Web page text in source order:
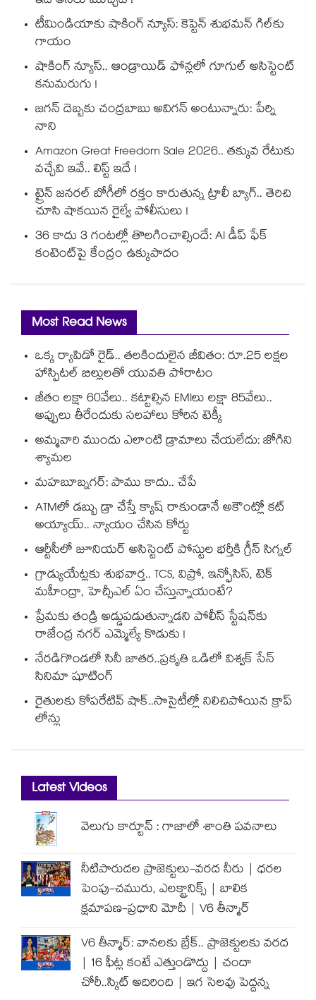
టీమిండియాకు షాకింగ్ న్యూస్: కెప్టెన్ శుభమన్ గిల్‎కు
గాయం
షాకింగ్ న్యూస్.. ఆండ్రాయిడ్ ఫోన్లలో గూగుల్ అసిస్టెంట్
కనుమరుగు !
జగన్ దెబ్బకు చంద్రబాబు అవిగన్ అంటున్నారు: పేర్ని
నాని
Amazon Great Freedom Sale 2026.. తక్కువ రేటుకు
వచ్చేవి ఇవే.. లిస్ట్ ఇదే !
ట్రైన్ జనరల్ బోగీలో రక్తం కారుతున్న ట్రాలీ బ్యాగ్.. తెరిచి
చూసి షాకయిన రైల్వే పోలీసులు !
36 కాదు 3 గంటల్లో తొలగించాల్సిందే: AI డీప్ ఫేక్
కంటెంట్‎పై కేంద్రం ఉక్కుపాదం
Most Read News
ఒక్క ర్యాపిడో రైడ్.. తలకిందులైన జీవితం: రూ.25 లక్షల
హాస్పిటల్ బిల్లులతో యువతి పోరాటం
జీతం లక్షా 60వేలు.. కట్టాల్సిన EMIలు లక్షా 85వేలు..
అప్పులు తీరేందుకు సలహాలు కోరిన టెక్కీ
అమ్మవారి ముందు ఎలాంటి డ్రామాలు చేయలేదు: జోగిని
శ్యామల
మహబూబ్నగర్: పాము కాదు.. చేపే
ATMలో డబ్బు డ్రా చేస్తే క్యాష్ రాకుండానే అకౌంట్లో కట్
అయ్యాయ్.. న్యాయం చేసిన కోర్టు
ఆర్టీసీలో జూనియర్ అసిస్టెంట్‌‌ పోస్టుల భర్తీకి గ్రీన్‌‌ సిగ్నల్
గ్రాడ్యుయేట్లకు శుభవార్త.. TCS, విప్రో, ఇన్ఫోసిస్, టెక్
మహీంద్రా, హెచ్సీఎల్ ఏం చేస్తున్నాయంటే?
ప్రేమకు తండ్రి అడ్డుపడుతున్నాడని పోలీస్ స్టేషన్⁪కు
రాజేంద్ర నగర్ ఎమ్మెల్యే కొడుకు !
నేరడిగొండలో సినీ జాతర..ప్రకృతి ఒడిలో విశ్వక్ సేన్
సినిమా షూటింగ్
రైతులకు కోపరేటివ్ షాక్..సొసైటీల్లో నిలిచిపోయిన క్రాప్
లోన్లు
Latest Videos
వెలుగు కార్టూన్ : గాజాలో శాంతి పవనాలు
నీటిపారుదల ప్రాజెక్టులు-వరద నీరు | ధరల
పెంపు-చమురు, ఎలక్ట్రానిక్స్ | బాలిక
క్షమాపణ-ప్రధాని మోదీ | V6 తీన్మార్
V6 తీన్మార్: వానలకు బ్రేక్.. ప్రాజెక్టులకు వరద
| 16 ఫీట్ల కంటే ఎత్తుండొద్దు | చందా
చోరీ..స్కిట్ అదిరింది | ఇగ సెలవు పెద్దన్న